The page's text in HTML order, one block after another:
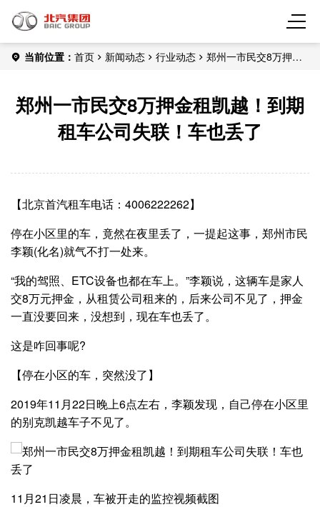
当前位置： 首页 新闻动态 行业动态
郑州一市民交8万押金
郑州一市民交8万押金租凯越！到期
租车公司失联！车也丢了
【北京首汽租车电话：4006222262】
停在小区里的车，竟然在夜里丢了，一提起这事，郑州市民
李颖(化名)就气不打一处来。
“我的驾照、ETC设备也都在车上。”李颖说，这辆车是家人
交8万元押金，从租赁公司租来的，后来公司不见了，押金
一直没要回来，没想到，现在车也丢了。
这是咋回事呢?
【停在小区的车，突然没了】
2019年11月22日晚上6点左右，李颖发现，自己停在小区里
的别克凯越车子不见了。
11月21日凌晨，车被开走的监控视频截图